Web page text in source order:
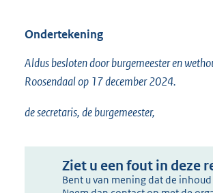
Ondertekening
Aldus besloten door burgemeester en
Roosendaal op 17 december 2024.
de secretaris, de burgemeester,
Ziet u een fout in deze
Bent u van mening dat de